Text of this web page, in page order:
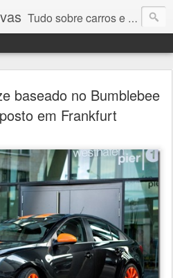
Tudo sobre carros e motores
baseado no Bumblebee
em Frankfurt